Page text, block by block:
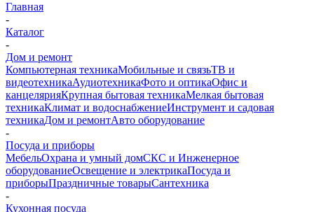
Главная
-
Каталог
-
Дом и ремонт
Компьютерная техникаМобильные и связьТВ и
видеотехникаАудиотехникаФото и оптикаОфис и
канцелярияКрупная бытовая техникаМелкая бытовая
техникаКлимат и водоснабжениеИнструмент и садовая
техникаДом и ремонтАвто оборудование
-
Посуда и приборы
МебельОхрана и умный домСКС и Инженерное
оборудованиеОсвещение и электрикаПосуда и
приборыПраздничные товарыСантехника
-
Кухонная посуда